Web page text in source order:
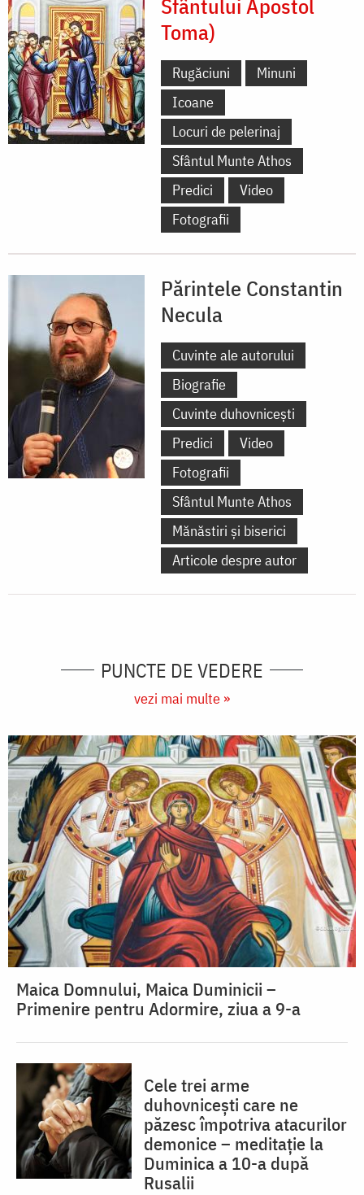
Sfântului Apostol
Toma)
Rugăciuni
Minuni
Icoane
Locuri de pelerinaj
Sfântul Munte Athos
Predici
Video
Fotografii
Părintele Constantin
Necula
Cuvinte ale autorului
Biografie
Cuvinte duhovnicești
Predici
Video
Fotografii
Sfântul Munte Athos
Mănăstiri și biserici
Articole despre autor
PUNCTE DE VEDERE
vezi mai multe »
Maica Domnului, Maica Duminicii –
Primenire pentru Adormire, ziua a 9-a
Cele trei arme
duhovnicești care ne
păzesc împotriva atacurilor
demonice – meditație la
Duminica a 10-a după
Rusalii